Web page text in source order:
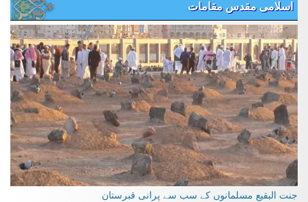
اسلامی مقدس مقامات
جنت البقیع مسلمانوں کے سب سے پرانی قبرستان